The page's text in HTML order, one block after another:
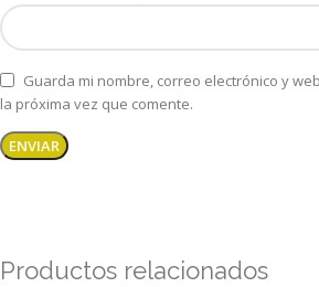
Guarda mi nombre, correo electrónico y
la próxima vez que comente.
Productos relacionados